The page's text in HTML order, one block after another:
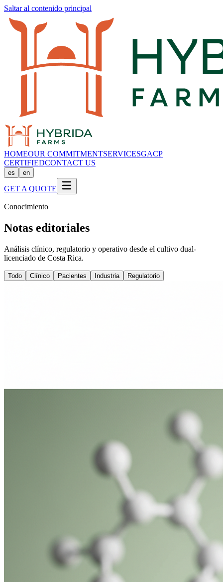
Saltar al contenido principal
HOMEOUR COMMITMENTSERVICESGACP
CERTIFIEDCONTACT US
es en
GET A QUOTE
Conocimiento
Notas editoriales
Análisis clínico, regulatorio y operativo desde el cultivo dual-
licenciado de Costa Rica.
Todo Clínico Pacientes Industria Regulatorio